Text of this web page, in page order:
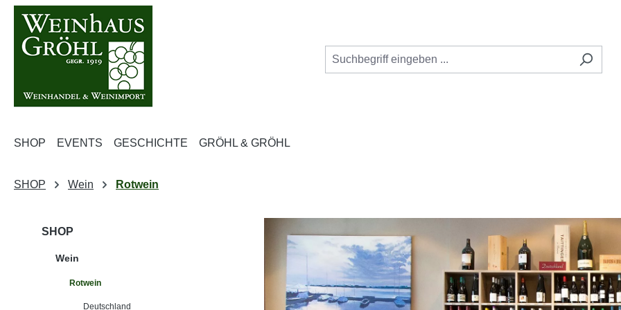
Hauptinhalt springen
Zur Suche springen
Zur Hauptnavigation springen
SHOP EVENTS GESCHICHTE GRÖHL & GRÖHL
SHOP Wein Rotwein
SHOP
Wein
Rotwein
Deutschland